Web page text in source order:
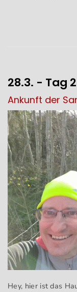
28.3. - Tag 2
Ankunft der
Hey, hier ist das